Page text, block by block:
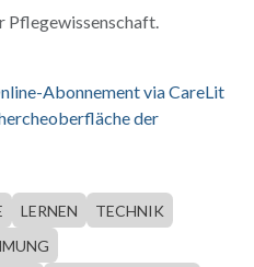
Pflegewissenschaft.
Abonnement via CareLit
der
LERNEN
TECHNIK